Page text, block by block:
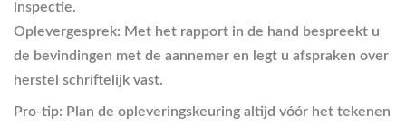
inspectie.
Oplevergesprek: Met het rapport in de hand bespreekt u
de bevindingen met de aannemer en legt u afspraken over
herstel schriftelijk vast.
Pro-tip: Plan de opleveringskeuring altijd vóór het tekenen